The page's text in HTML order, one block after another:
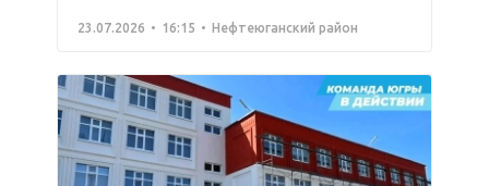
23.07.2026 16:15 Нефтеюганский район